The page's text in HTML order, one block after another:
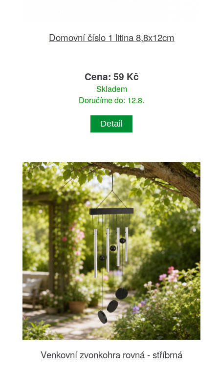
Domovní číslo 1 litina 8,8x12cm
Cena: 59 Kč
Skladem
Doručíme do: 12.8.
Detail
Venkovní zvonkohra rovná - stříbrná